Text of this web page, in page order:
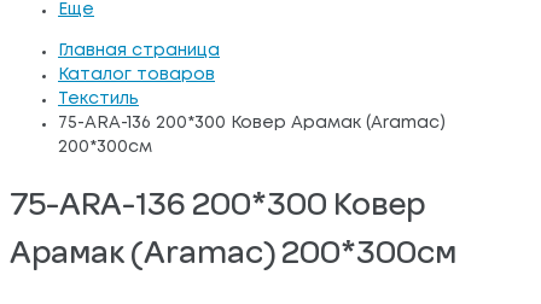
Еще
Главная страница
Каталог товаров
Текстиль
75-ARA-136 200*300 Ковер Арамак (Aramac)
200*300см
75-ARA-136 200*300 Ковер
Арамак (Aramac) 200*300см